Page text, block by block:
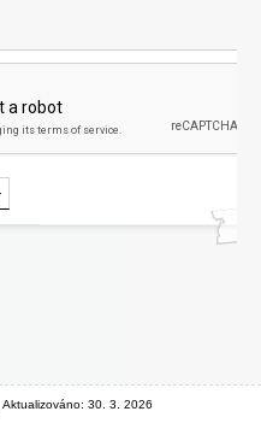
Aktualizováno: 30. 3. 2026